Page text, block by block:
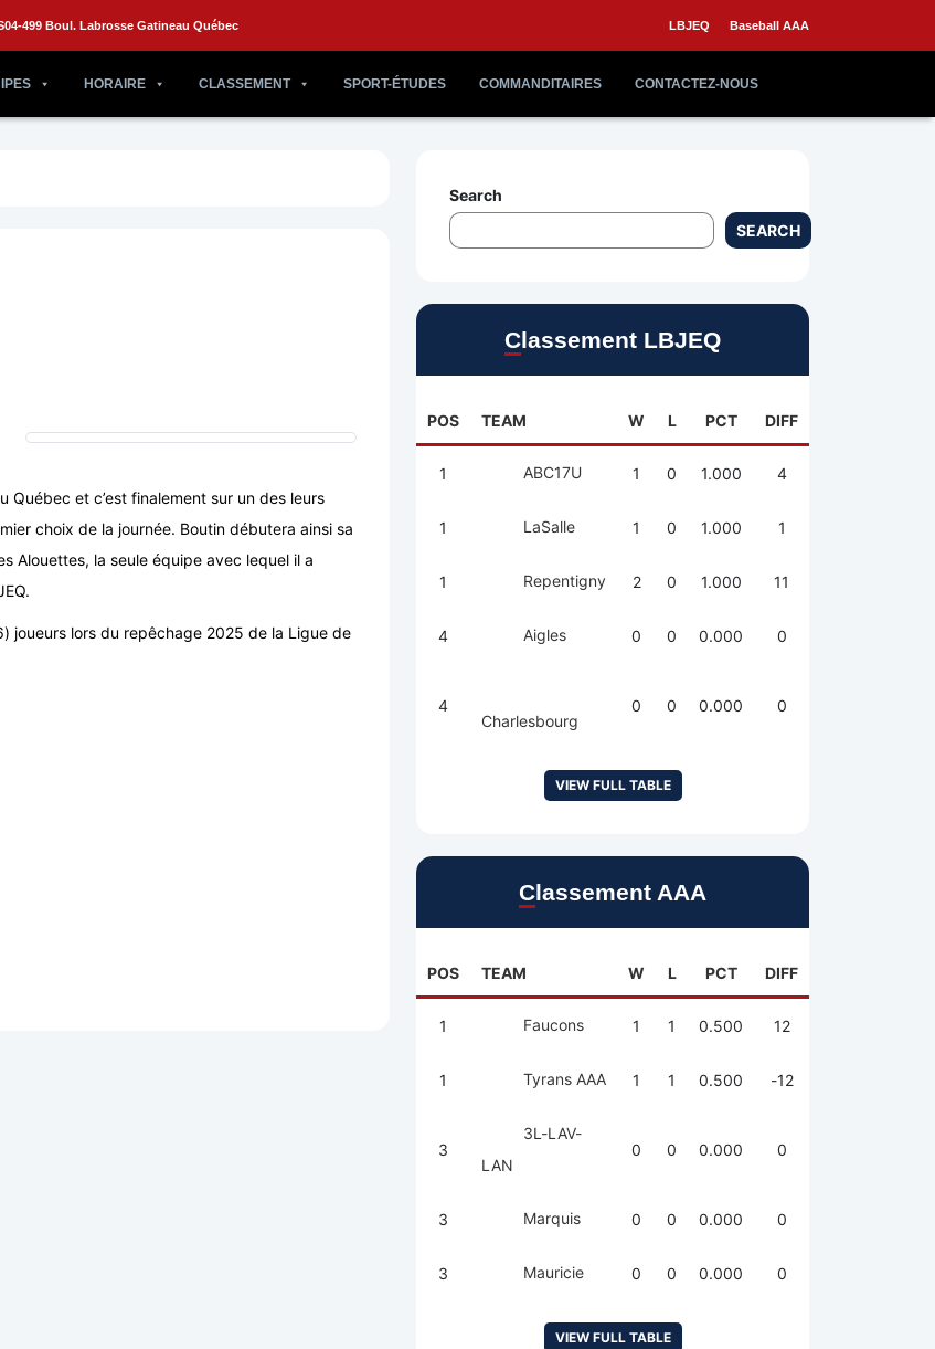
499 Boul. Labrosse Gatineau Québec LBJEQ Baseball AAA
HORAIRE CLASSEMENT SPORT-ÉTUDES COMMANDITAIRES CONTACTEZ-NOUS
et c’est finalement sur un des leurs
choix de la journée. Boutin débutera ainsi sa
Alouettes, la seule équipe avec lequel il a
joueurs lors du repêchage 2025 de la Ligue de
Search
SEARCH
Classement LBJEQ
POS TEAM W L PCT DIFF
1 ABC17U 1 0 1.000 4
1 LaSalle 1 0 1.000 1
1 Repentigny 2 0 1.000 11
4 Aigles 0 0 0.000 0
4
Charlesbourg
0 0 0.000 0
VIEW FULL TABLE
Classement AAA
POS TEAM W L PCT DIFF
1 Faucons 1 1 0.500 12
1 Tyrans AAA 1 1 0.500 -12
3
3L-LAV-
LAN
0 0 0.000 0
3 Marquis 0 0 0.000 0
3 Mauricie 0 0 0.000 0
VIEW FULL TABLE